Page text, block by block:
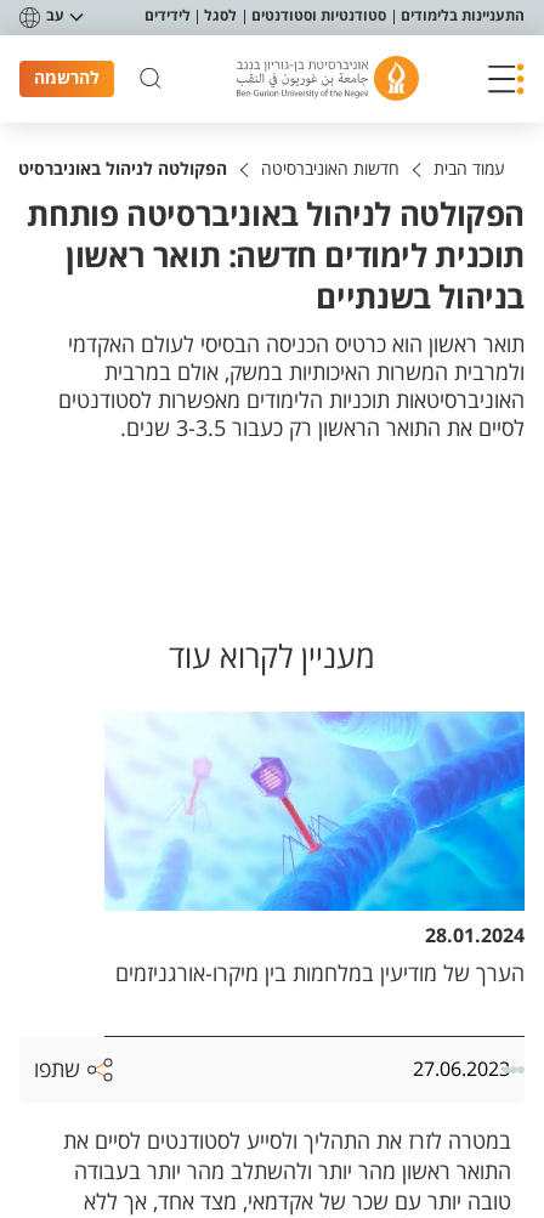
תפריט נגישות
התעניינות בלימודים סטודנטיות וסטודנטים לסגל לידידים עב
להרשמה
עמוד הבית חדשות האוניברסיטה הפקולטה לניהול
הפקולטה לניהול באוניברסיטה פותחת
תוכנית לימודים חדשה: תואר ראשון
בניהול בשנתיים
תואר ראשון הוא כרטיס הכניסה הבסיסי לעולם האקדמי
ולמרבית המשרות האיכותיות במשק, אולם במרבית
האוניברסיטאות תוכניות הלימודים מאפשרות לסטודנטים
לסיים את התואר הראשון רק כעבור 3-3.5 שנים.
27.06.2023 שתפו
במטרה לזרז את התהליך ולסייע לסטודנטים לסיים את
התואר ראשון מהר יותר ולהשתלב מהר יותר בעבודה
טובה יותר עם שכר של אקדמאי, מצד אחד, אך ללא
מעניין לקרוא עוד
28.01.2024
הערך של מודיעין במלחמות בין מיקרו-אורגניזמים